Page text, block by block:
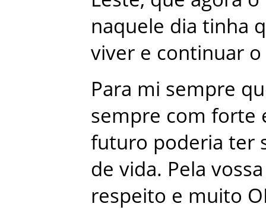
naquele dia tinha
viver e continuar o
Para mi sempre
sempre com forte
futuro poderia ter
de vida. Pela vossa
respeito e muito